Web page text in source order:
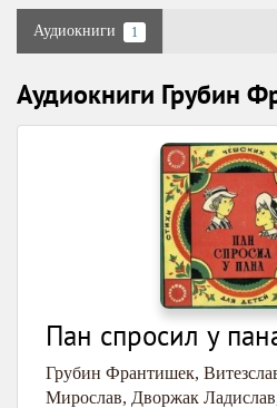
Аудиокниги 1
Аудиокниги Грубин
Пан спросил у
Грубин Франтишек,
Мирослав, Дворжак Ладислав